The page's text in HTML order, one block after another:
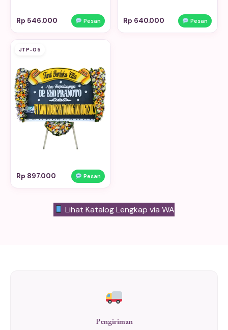
Rp 546.000 Pesan Rp 640.000 Pesan
JTP-05
Rp 897.000 Pesan
Lihat Katalog Lengkap via WA
Pengiriman